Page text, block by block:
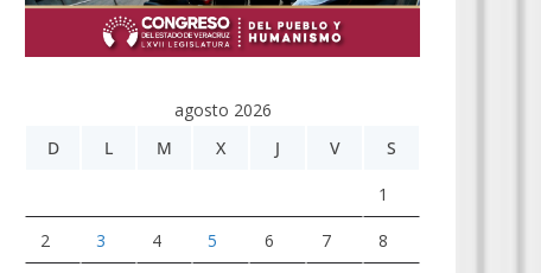
agosto 2026
D
L M X J V S
1
2 3 4 5 6 7 8